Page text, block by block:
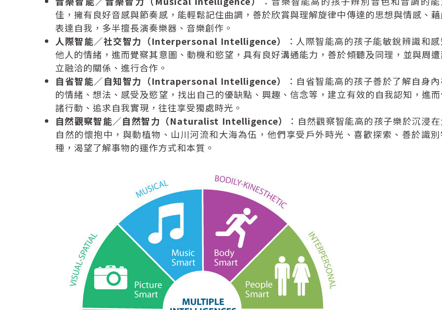
佳，擁有良好音感與節奏感，能輕鬆記住曲調，善於欣賞與理解旋律中傳達的思想與情感、
表達自我，多半擅長演奏樂器、音樂創作。
人際智能／社交智力（Interpersonal Intelligence）
：人際智能高的孩子能敏銳辨識和感
他人的情緒，進而覺察其意圖、動機和慾望，具有良好溝通能力，善於傾聽及同理，並與周遭
立融洽的關係、進行合作。
自省智能／自知智力（Intrapersonal Intelligence）
：自省智能高的孩子善於了解自身內
的情緒、想法、感受及慾望，找出自己的優缺點、興趣、信念等，建立有效的自我認知，進
諸行動、追求自我實現，往往享受獨處時光。
自然觀察智能／自然智力（Naturalist Intelligence）
：自然觀察智能高的孩子樂於沉浸在
自然的懷抱中，與動植物、山川河流和大海為伍，他們享受戶外時光、喜歡探索、善於識別
種，渴望了解事物的運作方式和本質。